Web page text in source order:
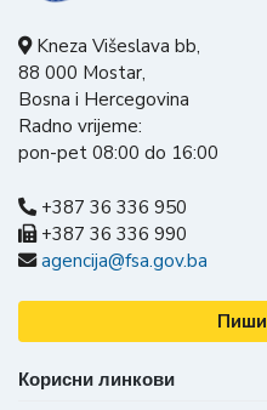
Kneza Višeslava bb,
88 000 Mostar,
Bosna i Hercegovina
Radno vrijeme:
pon-pet 08:00 do 16:00
+387 36 336 950
+387 36 336 990
agencija@fsa.gov.ba
Корисни линкови